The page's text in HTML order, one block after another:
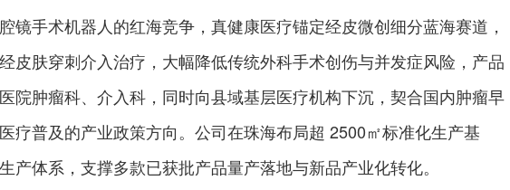
镜手术机器人的红海竞争，真健康医疗锚定经皮微创细分蓝海赛道，
皮肤穿刺介入治疗，大幅降低传统外科手术创伤与并发症风险，产品
院肿瘤科、介入科，同时向县域基层医疗机构下沉，契合国内肿瘤早
疗普及的产业政策方向。公司在珠海布局超 2500㎡标准化生产基
产体系，支撑多款已获批产品量产落地与新品产业化转化。